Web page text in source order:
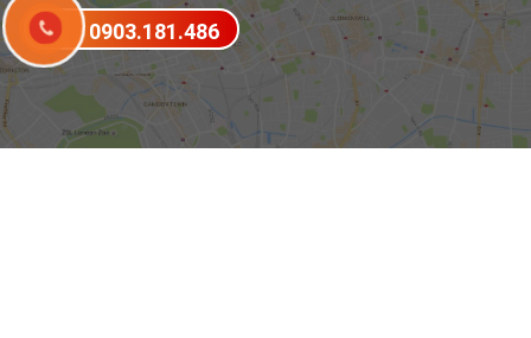
0903.181.486